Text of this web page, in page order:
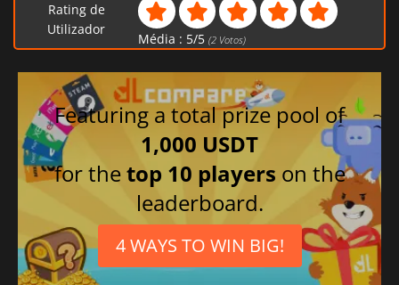
Rating de
Utilizador
Média : 5/5 (2Votos)
Featuring a total prize pool of
1,000 USDT
for thetop 10 players on the
leaderboard.
4 WAYS TO WIN BIG!